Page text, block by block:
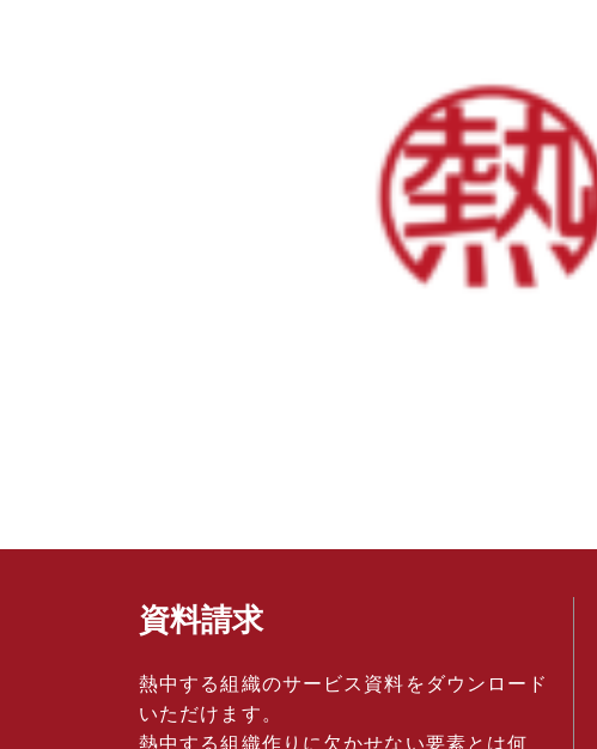
資料請求
熱中する組織のサービス資料をダウンロード
いただけます。
熱中する組織作りに欠かせない要素とは何